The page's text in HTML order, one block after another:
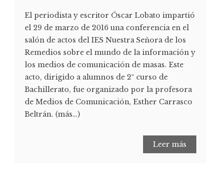
El periodista y escritor Óscar Lobato impartió
el 29 de marzo de 2016 una conferencia en el
salón de actos del IES Nuestra Señora de los
Remedios sobre el mundo de la información y
los medios de comunicación de masas. Este
acto, dirigido a alumnos de 2º curso de
Bachillerato, fue organizado por la profesora
de Medios de Comunicación, Esther Carrasco
Beltrán. (más…)
Leer más